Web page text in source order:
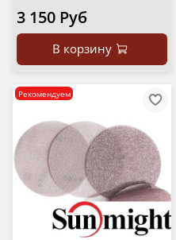
3 150 Руб
В корзину
Рекомендуем